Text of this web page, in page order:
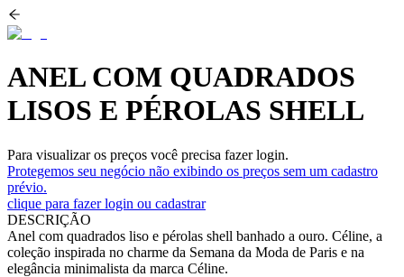
ANEL COM QUADRADOS
LISOS E PÉROLAS SHELL
Para visualizar os preços você precisa fazer login.
Protegemos seu negócio não exibindo os preços sem um cadastro
prévio.
clique para fazer login ou cadastrar
DESCRIÇÃO
Anel com quadrados liso e pérolas shell banhado a ouro. Céline, a
coleção inspirada no charme da Semana da Moda de Paris e na
elegância minimalista da marca Céline.